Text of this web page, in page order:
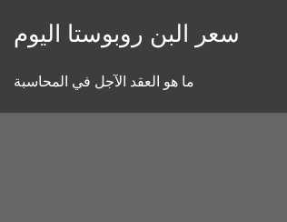
سعر البن روبوستا اليوم
ما هو العقد الآجل في المحاسبة